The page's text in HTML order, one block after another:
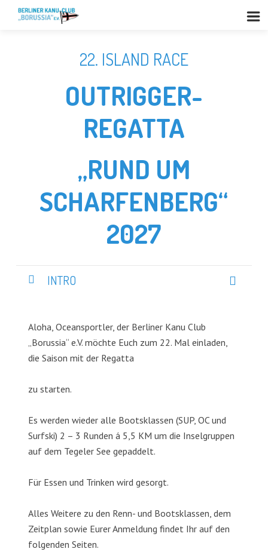
22. ISLAND RACE
OUTRIGGER-
REGATTA
„RUND UM
SCHARFENBERG“
2027
INTRO
Aloha, Oceansportler, der Berliner Kanu Club
„Borussia“ e.V. möchte Euch zum 22. Mal einladen,
die Saison mit der Regatta
zu starten.
Es werden wieder alle Bootsklassen (SUP, OC und
Surfski) 2 – 3 Runden á 5,5 KM um die Inselgruppen
auf dem Tegeler See gepaddelt.
Für Essen und Trinken wird gesorgt.
Alles Weitere zu den Renn- und Bootsklassen, dem
Zeitplan sowie Eurer Anmeldung findet Ihr auf den
folgenden Seiten.